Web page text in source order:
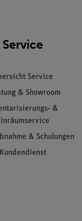
Service
Service
& Showroom
&
& Schulungen
Kundendienst